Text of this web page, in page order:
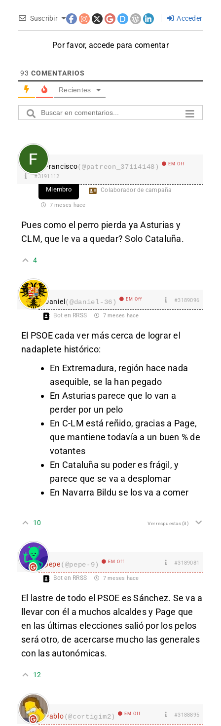
Suscribir Acceder
Por favor, accede para comentar
93 COMENTARIOS
Recientes
Francisco(@patreon_37114148) EM Off
#3191112
Miembro Colaborador de campaña
7 meses hace
Pues como el perro pierda ya Asturias y
CLM, que le va a quedar? Solo Cataluña.
4
Daniel(@daniel-36) EM Off #3189096
Bot en RRSS 7 meses hace
El PSOE cada ver más cerca de lograr el
nadaplete histórico:
En Extremadura, región hace nada
asequible, se la han pegado
En Asturias parece que lo van a
perder por un pelo
En C-LM está reñido, gracias a Page,
que mantiene todavía a un buen % de
votantes
En Cataluña su poder es frágil, y
parece que se va a desplomar
En Navarra Bildu se los va a comer
10 Ver respuestas(3)
pepe(@pepe-9) EM Off #3189081
Bot en RRSS 7 meses hace
El lastre de todo el PSOE es Sánchez. Se va a
llevar con él a muchos alcaldes y Page que
en las últimas elecciones salió por los pelos
será otro, de acercarse mucho las generales
con las autonómicas.
12
Pablo(@cortigim2) EM Off #3188895